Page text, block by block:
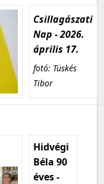
Csillagászati
Nap - 2026.
április 17.
fotó: Tüskés
Tibor
Hidvégi
Béla 90
éves -